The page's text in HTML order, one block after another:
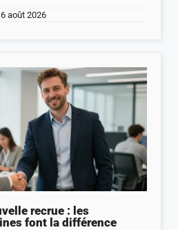
6 août 2026
recrue : les
font la différence